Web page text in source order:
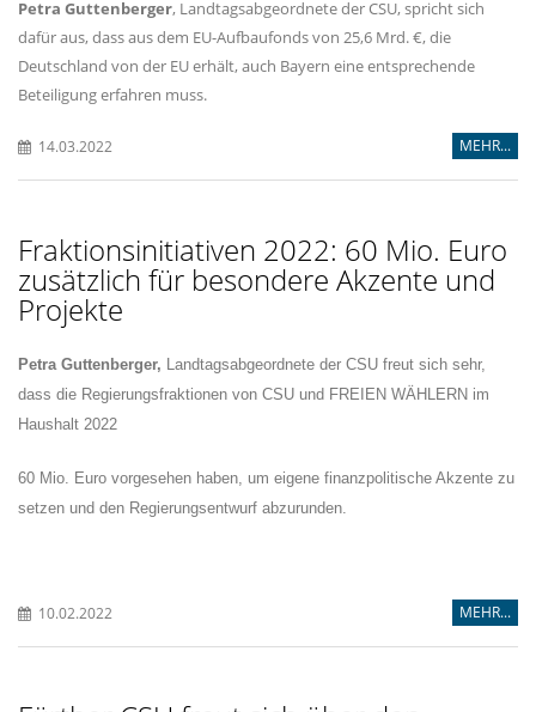
Petra Guttenberger, Landtagsabgeordnete der CSU, spricht sich
dafür aus, dass aus dem EU-Aufbaufonds von 25,6 Mrd. €, die
Deutschland von der EU erhält, auch Bayern eine entsprechende
Beteiligung erfahren muss.
14.03.2022 MEHR...
Fraktionsinitiativen 2022: 60 Mio. Euro
zusätzlich für besondere Akzente und
Projekte
Petra Guttenberger, Landtagsabgeordnete der CSU freut sich sehr,
dass die Regierungsfraktionen von CSU und FREIEN WÄHLERN im
Haushalt 2022
60 Mio. Euro vorgesehen haben, um eigene finanzpolitische Akzente zu
setzen und den Regierungsentwurf abzurunden.
10.02.2022 MEHR...